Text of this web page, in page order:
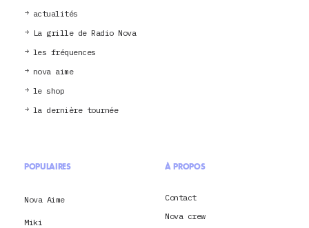
actualités
La grille de Radio Nova
les fréquences
nova aime
le shop
la dernière tournée
POPULAIRES
Nova Aime
Miki
À PROPOS
Contact
Nova crew